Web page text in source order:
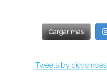
Cargar más
Tweets by